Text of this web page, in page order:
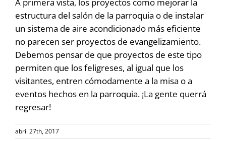
estructura del salón de la parroquia o de instalar
un sistema de aire acondicionado más eficiente
no parecen ser proyectos de evangelizamiento.
Debemos pensar de que proyectos de este tipo
permiten que los feligreses, al igual que los
visitantes, entren cómodamente a la misa o a
eventos hechos en la parroquia. ¡La gente querrá
regresar!
abril 27th, 2017